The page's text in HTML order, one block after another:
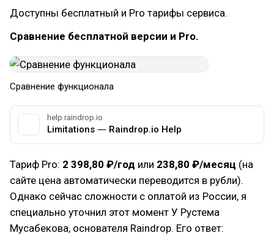
Доступны бесплатный и Pro тарифы сервиса.
Сравнение бесплатной версии и Pro.
Сравнение функционала
help.raindrop.io
Limitations ― Raindrop.io Help
Тариф Pro: 2 398,80 ₽/год или 238,80 ₽/месяц (на
сайте цена автоматически переводится в рубли).
Однако сейчас сложности с оплатой из России, я
специально уточнил этот момент У Рустема
Мусабекова, основателя Raindrop. Его ответ: